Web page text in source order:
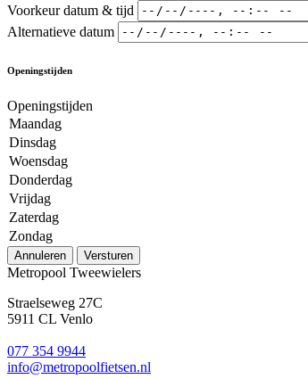
Voorkeur datum & tijd
Alternatieve datum
Openingstijden
Openingstijden
Maandag
Dinsdag
Woensdag
Donderdag
Vrijdag
Zaterdag
Zondag
Annuleren Versturen
Metropool Tweewielers
Straelseweg 27C
5911 CL Venlo
077 354 9944
info@metropoolfietsen.nl